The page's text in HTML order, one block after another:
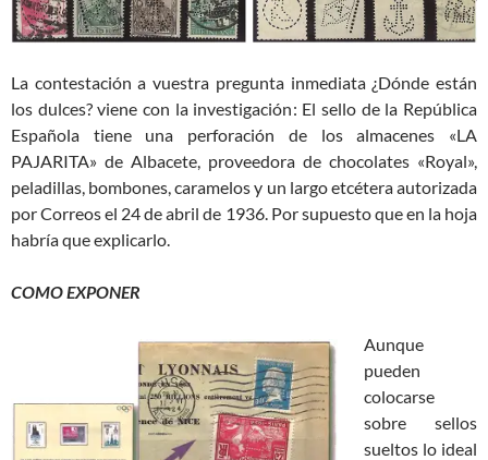
La contestación a vuestra pregunta inmediata ¿Dónde están
los dulces? viene con la investigación: El sello de la República
Española tiene una perforación de los almacenes «LA
PAJARITA» de Albacete, proveedora de chocolates «Royal»,
peladillas, bombones, caramelos y un largo etcétera autorizada
por Correos el 24 de abril de 1936. Por supuesto que en la hoja
habría que explicarlo.
COMO EXPONER
Aunque
pueden
colocarse
sobre sellos
sueltos lo ideal